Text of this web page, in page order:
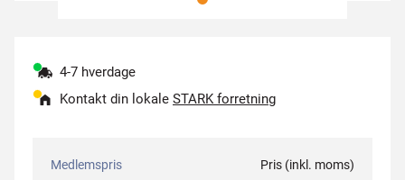
4-7 hverdage
Kontakt din lokale STARK forretning
Medlemspris Pris (inkl. moms)